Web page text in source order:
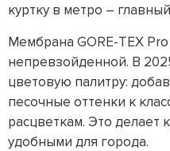
куртку в метро –
Мембрана GORE-TEX Pro
непревзойденной. В
цветовую палитру:
песочные оттенки к
расцветкам. Это делает
удобными для города.